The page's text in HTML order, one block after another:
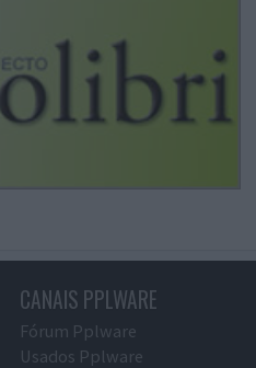
CANAIS PPLWARE
Fórum Pplware
Usados Pplware